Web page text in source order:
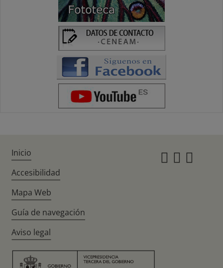
Inicio
Accesibilidad
Mapa Web
Guía de navegación
Aviso legal